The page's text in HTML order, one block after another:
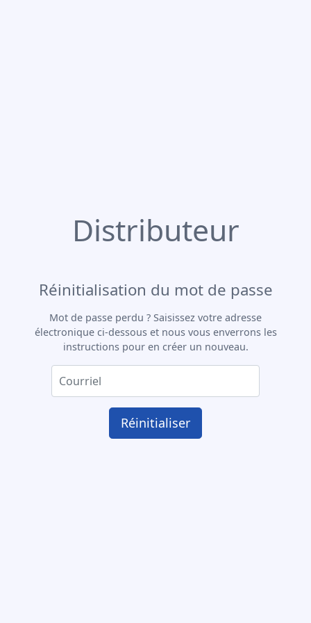
Distributeur
Réinitialisation du mot de passe
Mot de passe perdu ? Saisissez votre adresse
électronique ci-dessous et nous vous enverrons les
instructions pour en créer un nouveau.
Réinitialiser